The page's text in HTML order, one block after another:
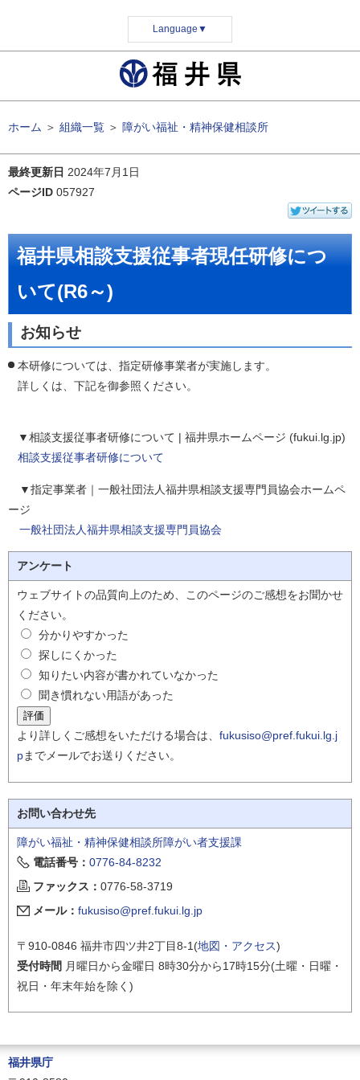
Language ▼
ホーム ＞ 組織一覧 ＞ 障がい福祉・精神保健相談所
最終更新日 2024年7月1日
ページID 057927
福井県相談支援従事者現任研修につ
いて(R6～)
お知らせ
本研修については、指定研修事業者が実施します。
詳しくは、下記を御参照ください。
▼相談支援従事者研修について | 福井県ホームページ (fukui.lg.jp)
相談支援従事者研修について
▼指定事業者｜一般社団法人福井県相談支援専門員協会ホームペ
ージ
一般社団法人福井県相談支援専門員協会
アンケート
ウェブサイトの品質向上のため、このページのご感想をお聞かせ
ください。
分かりやすかった
探しにくかった
知りたい内容が書かれていなかった
聞き慣れない用語があった
より詳しくご感想をいただける場合は、 fukusiso@pref.fukui.lg.j
pまでメールでお送りください。
お問い合わせ先
障がい福祉・精神保健相談所障がい者支援課
電話番号： 0776-84-8232
ファックス： 0776-58-3719
メール： fukusiso@pref.fukui.lg.jp
〒910-0846 福井市四ツ井2丁目8-1(地図・アクセス)
受付時間 月曜日から金曜日 8時30分から17時15分(土曜・日曜・
祝日・年末年始を除く)
福井県庁